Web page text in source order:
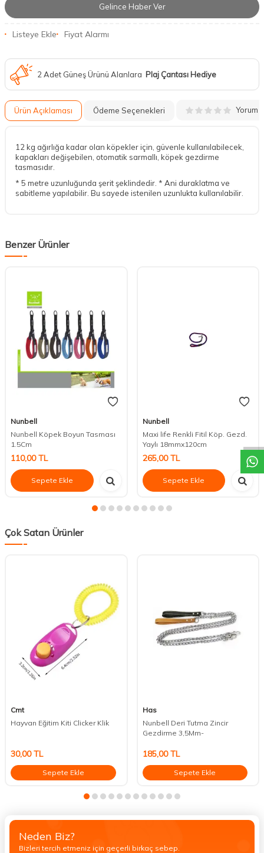
DESTEK
Gelince Haber Ver
Listeye Ekle Fiyat Alarmı
2 Adet Güneş Ürünü Alanlara Plaj Çantası Hediye
Ürün Açıklaması Ödeme Seçenekleri Yorum
12 kg ağırlığa kadar olan köpekler için, güvenle kullanılabilecek,
kapakları değişebilen, otomatik sarmallı, köpek gezdirme
tasmasıdır.
* 5 metre uzunluğunda şerit şeklindedir. * Ani duraklatma ve
sabitleme yapılabilir. Bu sayede istenilen uzunlukta kullanılabilir.
Benzer Ürünler
Nunbell
Nunbell Köpek Boyun Tasması
1.5Cm
110,00TL
Sepete Ekle
Nunbell
Maxi life Renkli Fitil Köp. Gezd.
Yaylı 18mmx120cm
265,00TL
Sepete Ekle
Çok Satan Ürünler
Cmt
Hayvan Eğitim Kiti Clicker Klik
30,00TL
Sepete Ekle
Has
Nunbell Deri Tutma Zincir
Gezdirme 3,5Mm-
185,00TL
Sepete Ekle
Neden Biz?
Bizleri tercih etmeniz için geçerli birkaç sebep.